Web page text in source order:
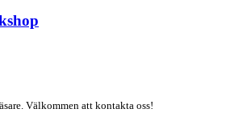
Välkommen att kontakta oss!